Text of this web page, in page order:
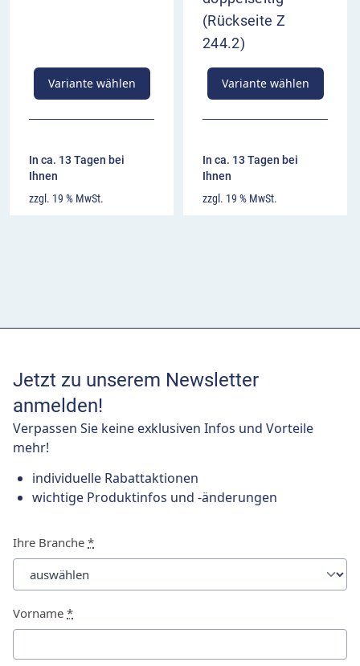
Variante wählen
In ca. 13 Tagen bei
Ihnen
zzgl. 19 % MwSt.
(Rückseite Z
244.2)
Variante wählen
In ca. 13 Tagen bei
Ihnen
zzgl. 19 % MwSt.
Jetzt zu unserem Newsletter
anmelden!
Verpassen Sie keine exklusiven Infos und Vorteile
mehr!
individuelle Rabattaktionen
wichtige Produktinfos und -änderungen
Ihre Branche *
Vorname *